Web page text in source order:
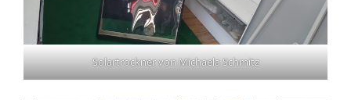
Solartrockner von Michaela Schmitz